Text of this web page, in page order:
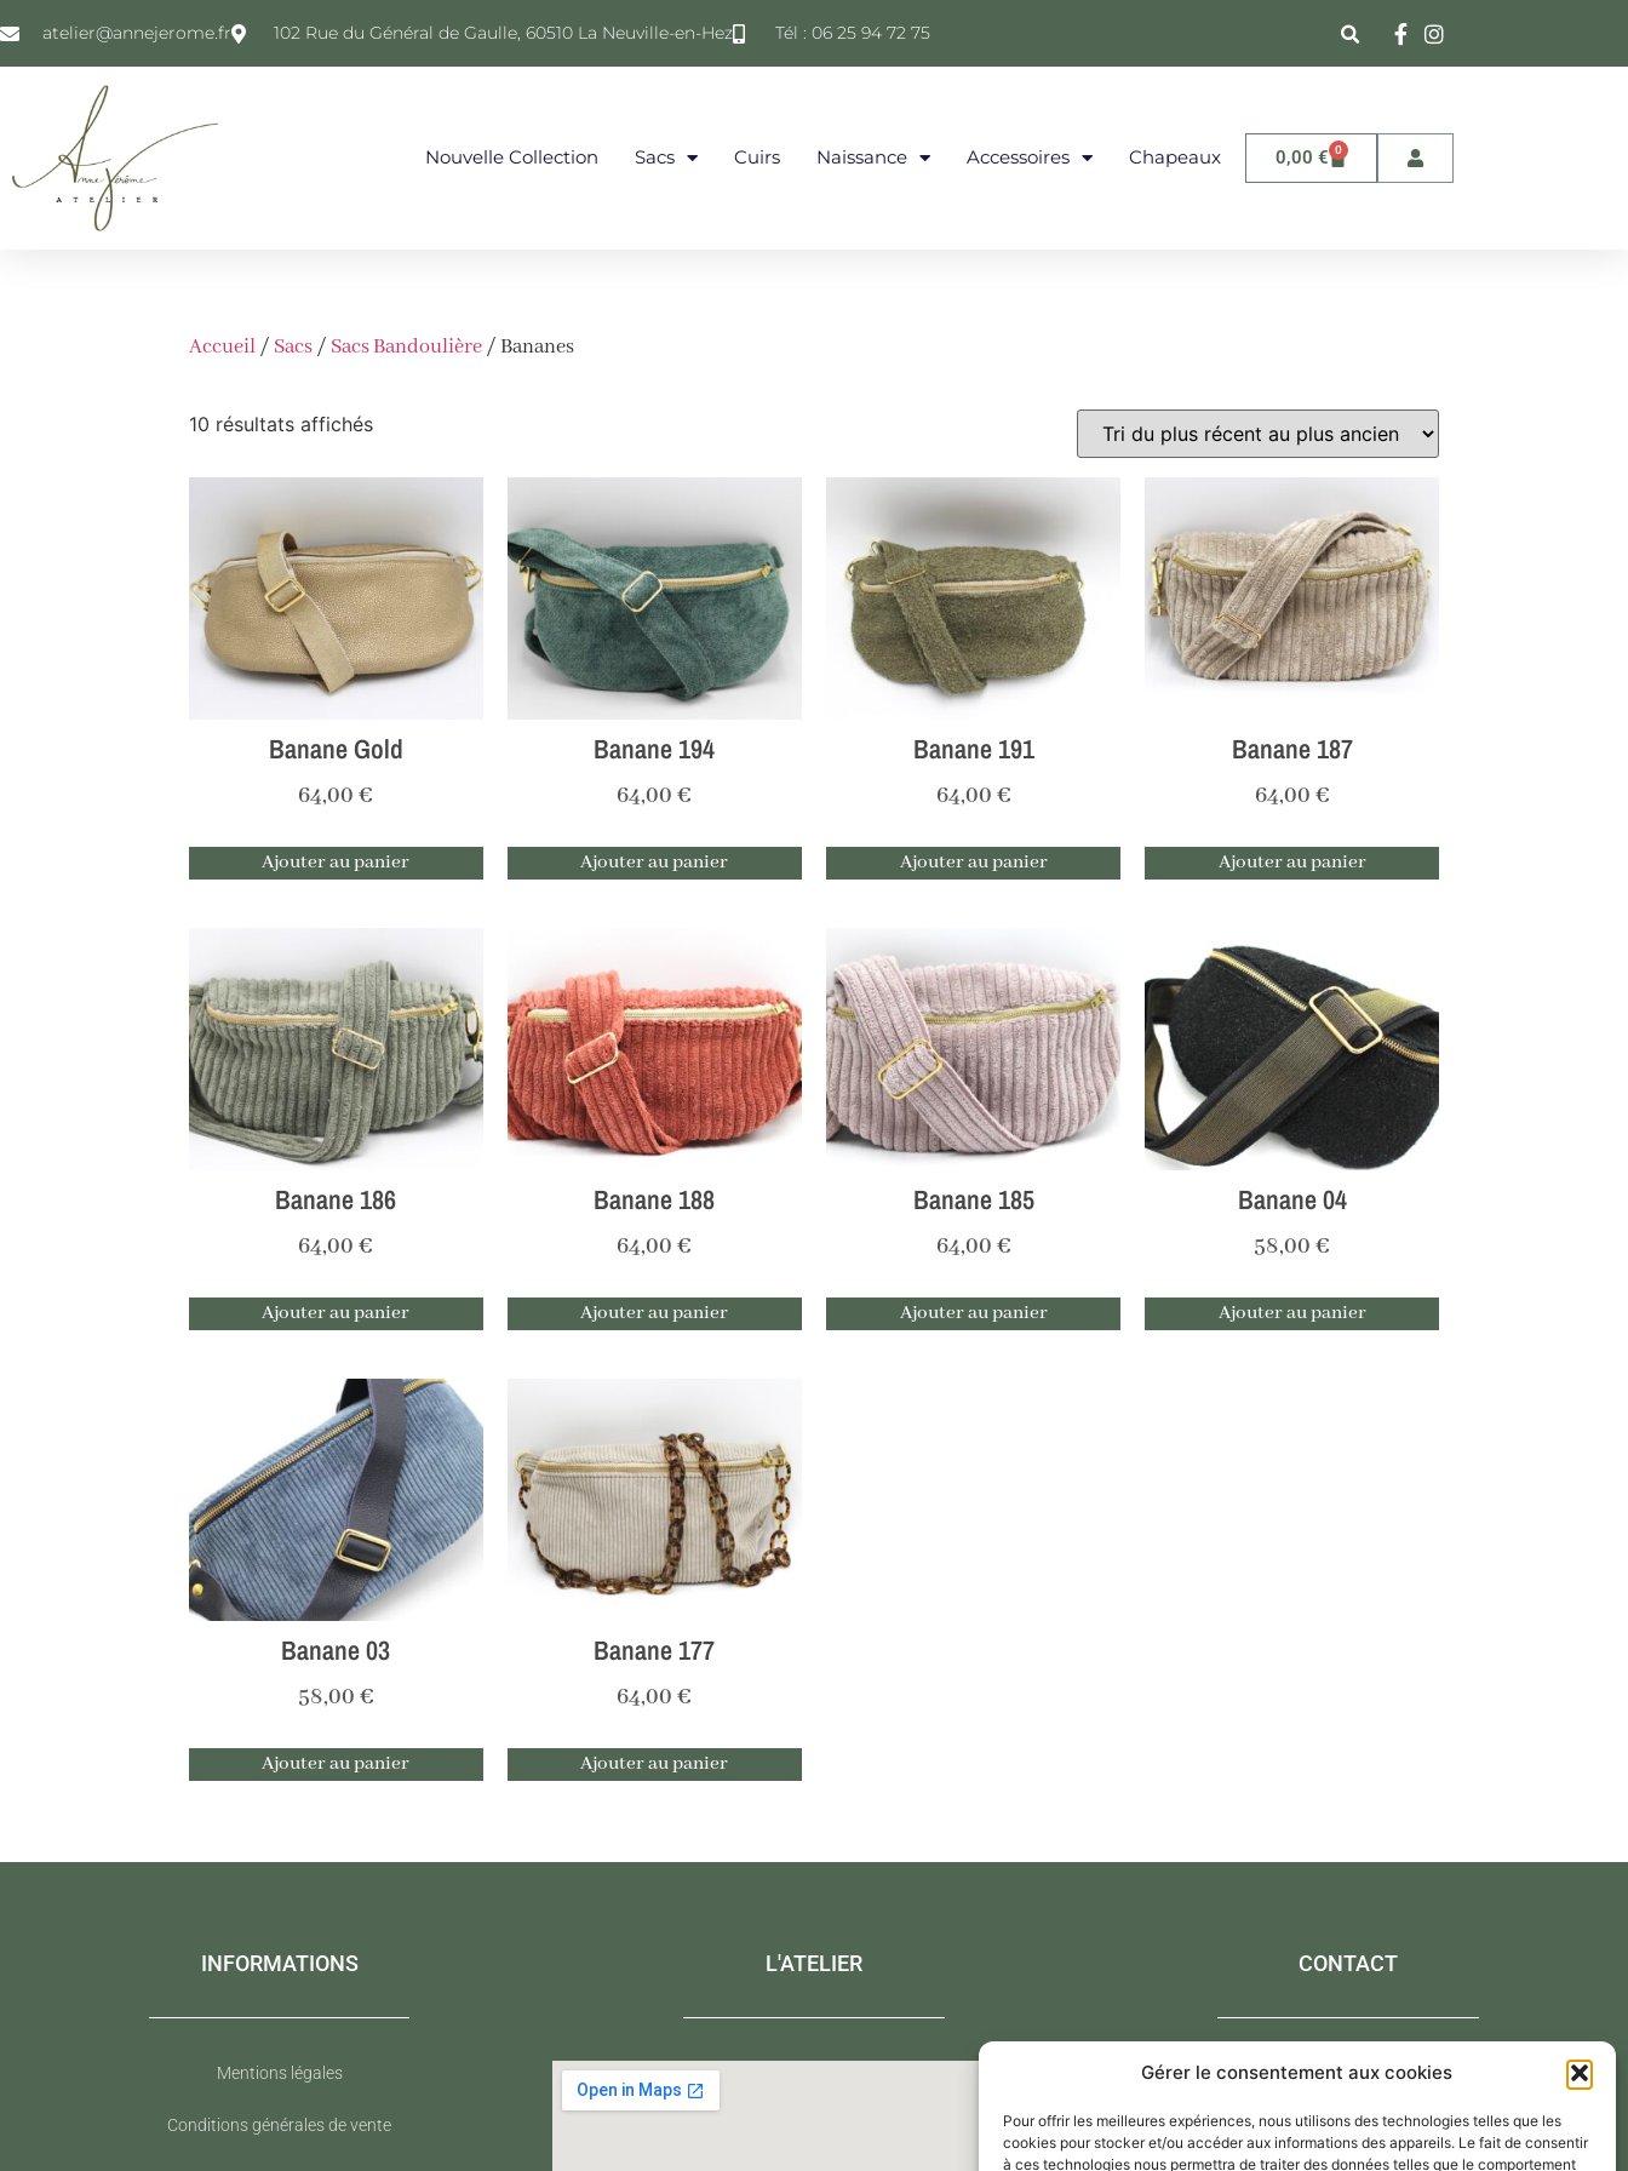
Gérer le consentement aux cookies
Pour offrir les meilleures expériences, nous utilisons des technologies telles que les
cookies pour stocker et/ou accéder aux informations des appareils. Le fait de consentir
à ces technologies nous permettra de traiter des données telles que le comportement
atelier@annejerome.fr 102 Rue du Général de Gaulle, 60510 La Neuville-en-Hez Tél : 06 25 94 72 75
Nouvelle Collection Sacs Cuirs Naissance Accessoires Chapeaux 0,00 € 0
Accueil/ Sacs/ Sacs Bandoulière/ Bananes
10 résultats affichés
Banane Gold
64,00€
Ajouter au panier
Banane 194
64,00€
Ajouter au panier
Banane 191
64,00 €
Ajouter au panier
Banane 187
64,00 €
Ajouter au panier
Banane 186
64,00€
Ajouter au panier
Banane 188
64,00€
Ajouter au panier
Banane 185
64,00 €
Ajouter au panier
Banane 04
58,00€
Ajouter au panier
Banane 03
58,00 €
Ajouter au panier
Banane 177
64,00€
Ajouter au panier
INFORMATIONS
Mentions légales
Conditions générales de vente
L'ATELIER CONTACT
Contactez-moi via le formulaire de contact,
Par mail : atelier@annejerome.fr